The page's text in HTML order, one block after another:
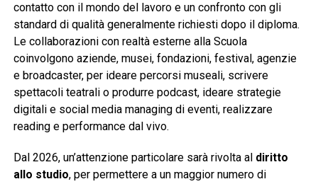
contatto con il mondo del lavoro e un confronto con gli
standard di qualità generalmente richiesti dopo il diploma.
Le collaborazioni con realtà esterne alla Scuola
coinvolgono aziende, musei, fondazioni, festival, agenzie
e broadcaster, per ideare percorsi museali, scrivere
spettacoli teatrali o produrre podcast, ideare strategie
digitali e social media managing di eventi, realizzare
reading e performance dal vivo.
Dal 2026, un’attenzione particolare sarà rivolta al diritto
allo studio, per permettere a un maggior numero di